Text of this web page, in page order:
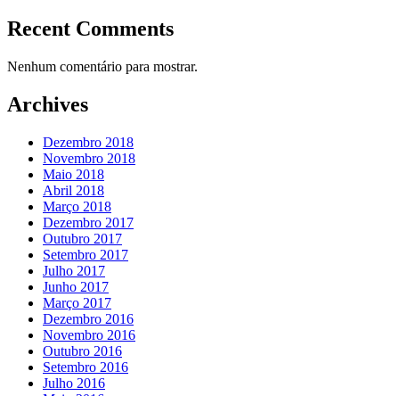
Recent Comments
Nenhum comentário para mostrar.
Archives
Dezembro 2018
Novembro 2018
Maio 2018
Abril 2018
Março 2018
Dezembro 2017
Outubro 2017
Setembro 2017
Julho 2017
Junho 2017
Março 2017
Dezembro 2016
Novembro 2016
Outubro 2016
Setembro 2016
Julho 2016